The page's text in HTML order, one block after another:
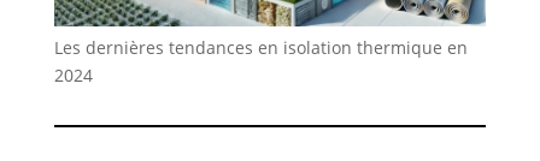
Les dernières tendances en isolation thermique en
2024